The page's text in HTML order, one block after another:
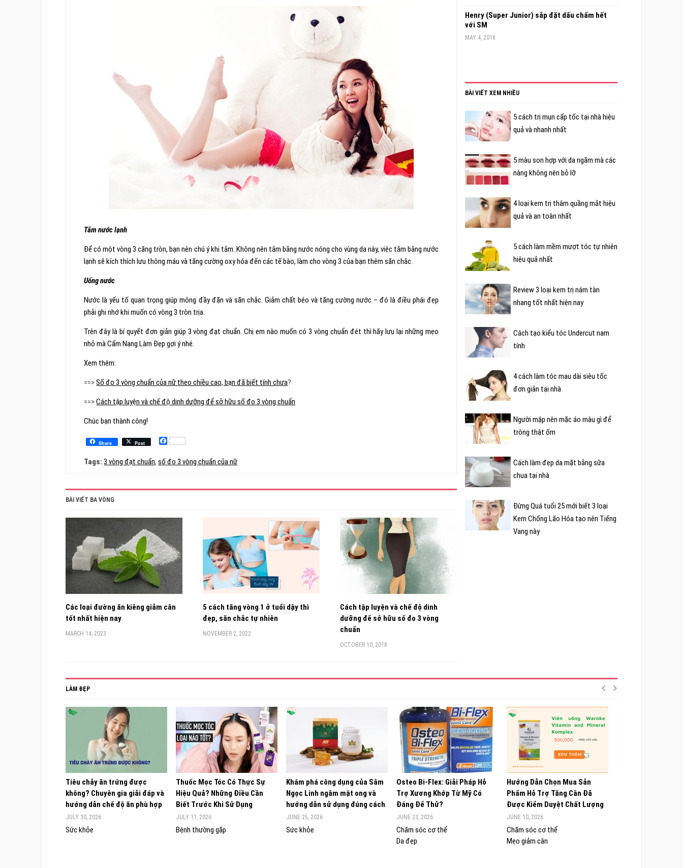
Tắm nước lạnh
Để có một vòng 3 căng tròn, bạn nên chú ý khi tắm. Không nên tắm bằng nước nóng cho vùng da này, việc tắm bằng nước
lạnh sẽ kích thích lưu thông máu và tăng cường oxy hóa đến các tế bào, làm cho vòng 3 của bạn thêm săn chắc.
Uống nước
Nước là yếu tố quan trọng giúp mông đầy đặn và săn chắc. Giảm chất béo và tăng cường nước – đó là điều phái đẹp
phải ghi nhớ khi muốn có vòng 3 tròn trịa.
Trên đây là bí quyết đơn giản giúp 3 vòng đạt chuẩn. Chị em nào muốn có 3 vòng chuẩn đét thì hãy lưu lại những mẹo
nhỏ mà Cẩm Nang Làm Đẹp gợi ý nhé.
Xem thêm:
==>Số đo 3 vòng chuẩn của nữ theo chiều cao, bạn đã biết tính chưa?
==>Cách tập luyện và chế độ dinh dưỡng để sở hữu số đo 3 vòng chuẩn
Chúc bạn thành công!
Share Post Facebook
Tags: 3 vòng đạt chuẩn,số đo 3 vòng chuẩn của nữ
BÀI VIẾT BA VÒNG
Các loại đường ăn kiêng giảm cân
tốt nhất hiện nay
MARCH 14, 2023
5 cách tăng vòng 1 ở tuổi dậy thì
đẹp, săn chắc tự nhiên
NOVEMBER 2, 2022
Cách tập luyện và chế độ dinh
dưỡng để sở hữu số đo 3 vòng
chuẩn
OCTOBER 10, 2018
Henry (Super Junior) sắp đặt dấu chấm hết
với SM
MAY 4, 2018
BÀI VIẾT XEM NHIỀU
5 cách trị mụn cấp tốc tại nhà hiệu
quả và nhanh nhất
5 màu son hợp với da ngăm mà các
nàng không nên bỏ lỡ
4 loại kem trị thâm quầng mắt hiệu
quả và an toàn nhất
5 cách làm mềm mượt tóc tự nhiên
hiệu quả nhất
Review 3 loại kem trị nám tàn
nhang tốt nhất hiện nay
Cách tạo kiểu tóc Undercut nam
tính
4 cách làm tóc mau dài siêu tốc
đơn giản tại nhà
Người mập nên mặc áo màu gì để
trông thật ốm
Cách làm đẹp da mặt bằng sữa
chua tại nhà
Đừng Quá tuổi 25 mới biết 3 loại
Kem Chống Lão Hóa tạo nên Tiếng
Vang này
LÀM ĐẸP
Tiêu chảy ăn trứng được
không? Chuyên gia giải đáp và
hướng dẫn chế độ ăn phù hợp
JULY 30, 2026
Sức khỏe
Thuốc Mọc Tóc Có Thực Sự
Hiệu Quả? Những Điều Cần
Biết Trước Khi Sử Dụng
JULY 11, 2026
Bệnh thường gặp
Khám phá công dụng của Sâm
Ngọc Linh ngâm mật ong và
hướng dẫn sử dụng đúng cách
JUNE 25, 2026
Sức khỏe
Osteo Bi-Flex: Giải Pháp Hỗ
Trợ Xương Khớp Từ Mỹ Có
Đáng Để Thử?
JUNE 23, 2026
Chăm sóc cơ thể
Da đẹp
Hướng Dẫn Chọn Mua Sản
Phẩm Hỗ Trợ Tăng Cân Đã
Được Kiểm Duyệt Chất Lượng
JUNE 10, 2026
Chăm sóc cơ thể
Mẹo giảm cân